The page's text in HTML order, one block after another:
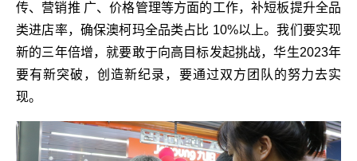
传、营销推 广、价格管理等方面的工作，补短板提升全品
类进店率，确保澳柯玛全品类占比 10%以上。我们要实现
新的三年倍增，就要敢于向高目标发起挑战，华生2023年
要有新突破，创造新纪录，要通过双方团队的努力去实
现。